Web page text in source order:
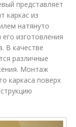
представляет
каркас из
натянуто
изготовления
В качестве
различные
Монтаж
каркаса поверх